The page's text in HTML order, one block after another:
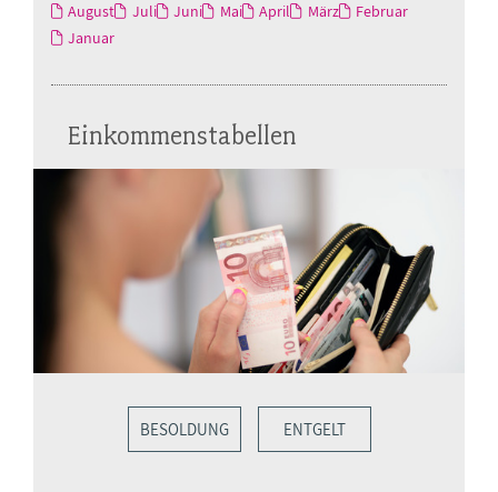
August
Juli Juni Mai April März
Februar
Januar
Einkommenstabellen
BESOLDUNG ENTGELT